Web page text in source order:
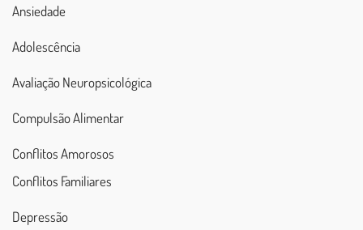
Ansiedade
Adolescência
Avaliação Neuropsicológica
Compulsão Alimentar
Conflitos Amorosos
Conflitos Familiares
Depressão